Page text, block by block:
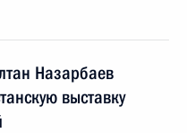
Назарбаев
выставку